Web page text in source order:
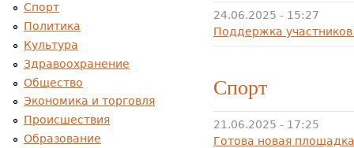
24.06.2025 - 15:27
Поддержка
Спорт
21.06.2025 - 17:25
Готова новая
Спорт
Политика
Культура
Здравоохранение
Общество
Экономика и торговля
Происшествия
Образование